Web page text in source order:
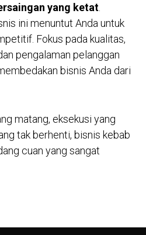
yang ketat
ini menuntut Anda untuk
Fokus pada kualitas,
pengalaman pelanggan
bisnis Anda dari
matang, eksekusi yang
tak berhenti, bisnis kebab
cuan yang sangat